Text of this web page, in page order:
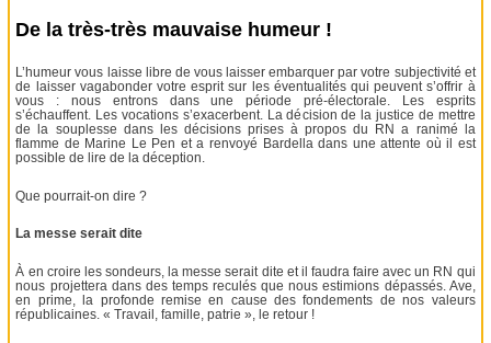
De la très-très mauvaise humeur !
L’humeur vous laisse libre de vous laisser embarquer par votre subjectivité et
de laisser vagabonder votre esprit sur les éventualités qui peuvent s’offrir à
vous : nous entrons dans une période pré-électorale. Les esprits
s’échauffent. Les vocations s’exacerbent. La décision de la justice de mettre
de la souplesse dans les décisions prises à propos du RN a ranimé la
flamme de Marine Le Pen et a renvoyé Bardella dans une attente où il est
possible de lire de la déception.
Que pourrait-on dire ?
La messe serait dite
À en croire les sondeurs, la messe serait dite et il faudra faire avec un RN qui
nous projettera dans des temps reculés que nous estimions dépassés. Ave,
en prime, la profonde remise en cause des fondements de nos valeurs
républicaines. « Travail, famille, patrie », le retour !